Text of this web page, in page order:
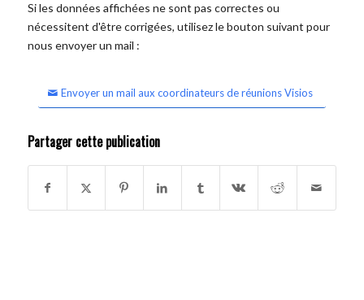
Si les données affichées ne sont pas correctes ou
nécessitent d'être corrigées, utilisez le bouton suivant pour
nous envoyer un mail :
Envoyer un mail aux coordinateurs de réunions Visios
Partager cette publication